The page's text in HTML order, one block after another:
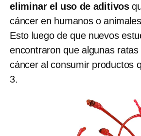
eliminar el uso de aditivos
cáncer en humanos o
Esto luego de que nuevos
encontraron que algunas
cáncer al consumir productos
3.